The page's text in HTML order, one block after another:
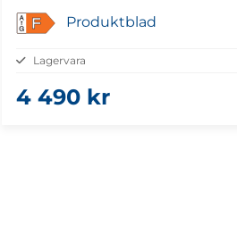
• DVB-T2/C/S2-mottagare
• idealisk för husbilar, husvagnar och
• USB-C port
F Produktblad
Lagervara
4 490 kr